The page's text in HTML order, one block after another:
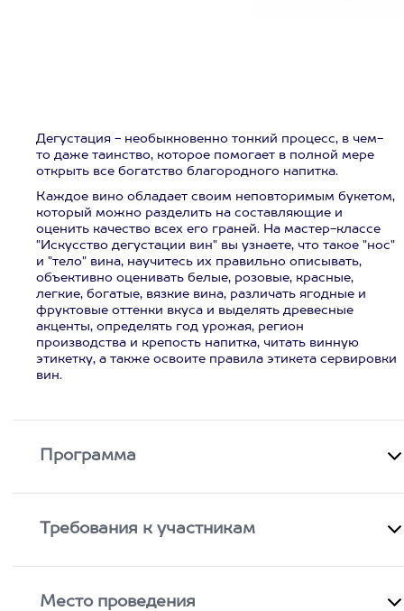
Дегустация - необыкновенно тонкий процесс, в чем-
то даже таинство, которое помогает в полной мере
открыть все богатство благородного напитка.
Каждое вино обладает своим неповторимым букетом,
который можно разделить на составляющие и
оценить качество всех его граней. На мастер-классе
"Искусство дегустации вин" вы узнаете, что такое "нос"
и "тело" вина, научитесь их правильно описывать,
объективно оценивать белые, розовые, красные,
легкие, богатые, вязкие вина, различать ягодные и
фруктовые оттенки вкуса и выделять древесные
акценты, определять год урожая, регион
производства и крепость напитка, читать винную
этикетку, а также освоите правила этикета сервировки
вин.
Программа
Требования к участникам
Место проведения